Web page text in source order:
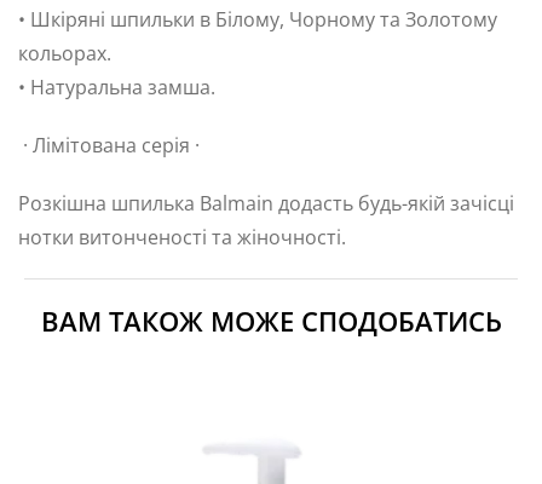
• Шкіряні шпильки в Білому, Чорному та Золотому
кольорах.
• Натуральна замша.
· Лімітована серія ·
Розкішна шпилька Balmain додасть будь-якій зачісці
нотки витонченості та жіночності.
ВАМ ТАКОЖ МОЖЕ СПОДОБАТИСЬ